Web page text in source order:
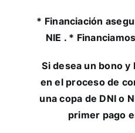
* Financiación
NIE . *
Si desea un bono
en el proceso de
una copa de DNI o
primer pago